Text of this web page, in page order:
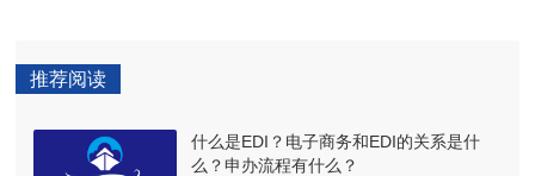
推荐阅读
什么是EDI？电子商务和EDI的关系是什
么？申办流程有什么？